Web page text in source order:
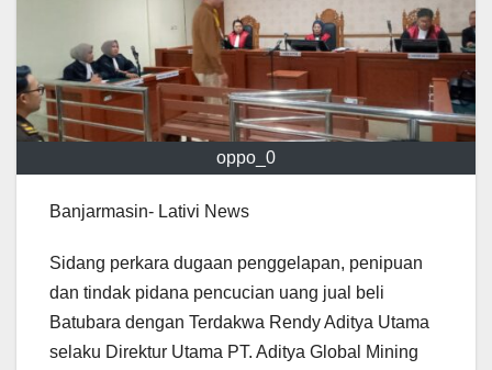
oppo_0
Banjarmasin- Lativi News
Sidang perkara dugaan penggelapan, penipuan
dan tindak pidana pencucian uang jual beli
Batubara dengan Terdakwa Rendy Aditya Utama
selaku Direktur Utama PT. Aditya Global Mining